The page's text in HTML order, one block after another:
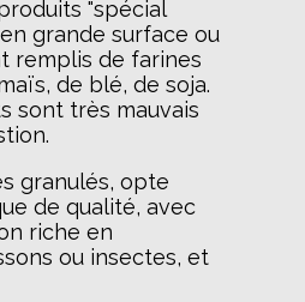
"spécial
grande surface ou
remplis de farines
de blé, de soja.
sont très mauvais
granulés, opte
de qualité, avec
riche en
ou insectes, et